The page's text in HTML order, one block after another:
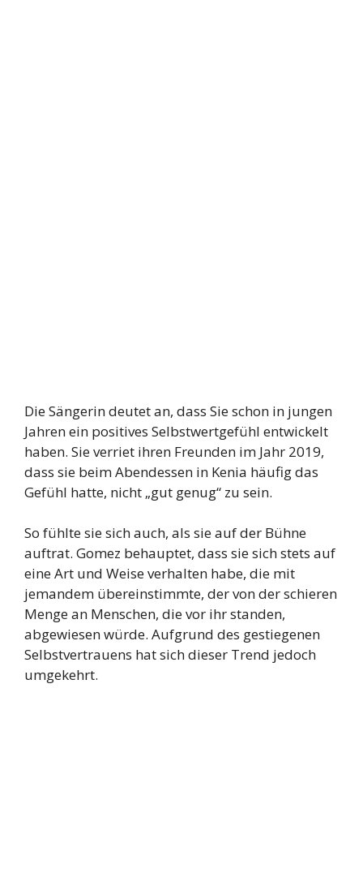
Die Sängerin deutet an, dass Sie schon in jungen
Jahren ein positives Selbstwertgefühl entwickelt
haben. Sie verriet ihren Freunden im Jahr 2019,
dass sie beim Abendessen in Kenia häufig das
Gefühl hatte, nicht „gut genug“ zu sein.
So fühlte sie sich auch, als sie auf der Bühne
auftrat. Gomez behauptet, dass sie sich stets auf
eine Art und Weise verhalten habe, die mit
jemandem übereinstimmte, der von der schieren
Menge an Menschen, die vor ihr standen,
abgewiesen würde. Aufgrund des gestiegenen
Selbstvertrauens hat sich dieser Trend jedoch
umgekehrt.